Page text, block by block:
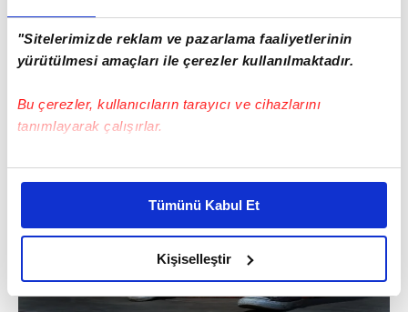
"Sitelerimizde reklam ve pazarlama faaliyetlerinin
yürütülmesi amaçları ile çerezler kullanılmaktadır.
Bu çerezler, kullanıcıların tarayıcı ve cihazlarını
tanımlayarak çalışırlar.
Bu çerezlere izin vermeniz halinde sizlere özel
daha iyi reklam deneyimi yaşatabiliriz. Bunu yaparken
amacımızın size daha iyi bir reklam deneyimi sunmak
olduğunu ve sizlere en iyi içerikleri sunabilmek adına
elimizden gelen çabayı gösterdiğimizi ve bu noktada,
reklamların maliyetlerimizi karşılamak noktasında tek gelir
Tümünü Kabul Et
Kişiselleştir